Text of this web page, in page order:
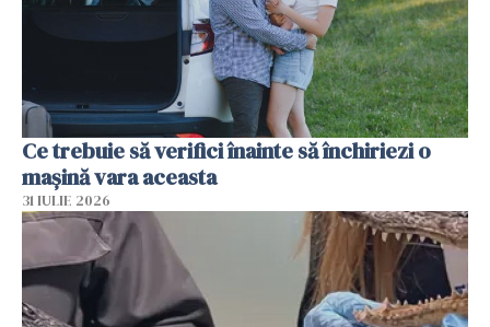
Ce trebuie să verifici înainte să închiriezi o
mașină vara aceasta
31 IULIE 2026